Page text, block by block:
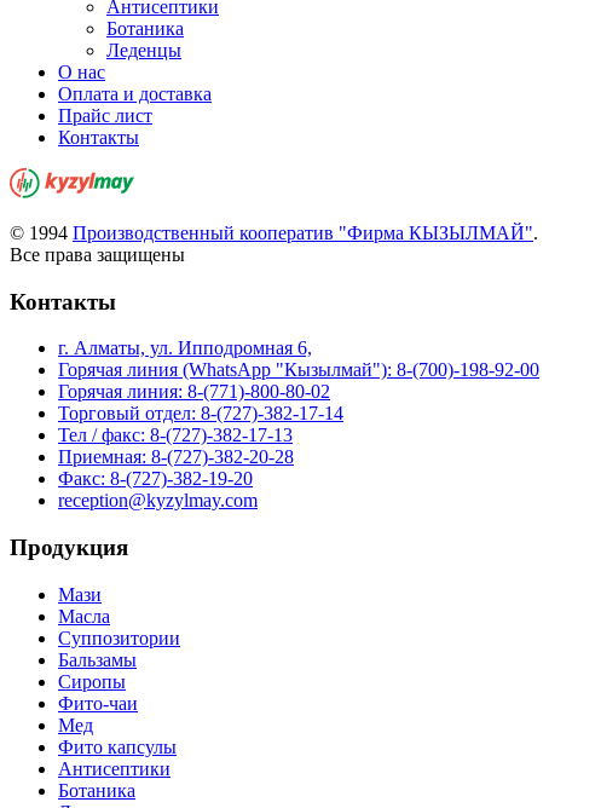
Антисептики
Ботаника
Леденцы
О нас
Оплата и доставка
Прайс лист
Контакты
© 1994 Производственный кооператив "Фирма КЫЗЫЛМАЙ".
Все права защищены
Контакты
г. Алматы, ул. Ипподромная 6,
Горячая линия (WhatsApp "Кызылмай"): 8-(700)-198-92-00
Горячая линия: 8-(771)-800-80-02
Торговый отдел: 8-(727)-382-17-14
Тел / факс: 8-(727)-382-17-13
Приемная: 8-(727)-382-20-28
Факс: 8-(727)-382-19-20
reception@kyzylmay.com
Продукция
Мази
Масла
Суппозитории
Бальзамы
Сиропы
Фито-чаи
Мед
Фито капсулы
Антисептики
Ботаника